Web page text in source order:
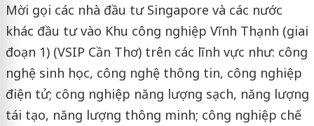
Mời gọi các nhà đầu tư Singapore và các nước
khác đầu tư vào Khu công nghiệp Vĩnh Thạnh (giai
đoạn 1) (VSIP Cần Thơ) trên các lĩnh vực như: công
nghệ sinh học, công nghệ thông tin, công nghiệp
điện tử; công nghiệp năng lượng sạch, năng lượng
tái tạo, năng lượng thông minh; công nghiệp chế